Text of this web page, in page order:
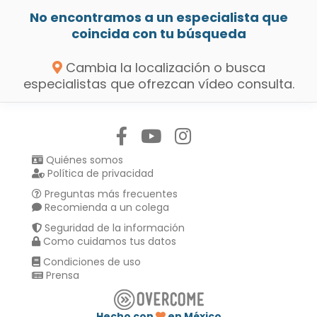
No encontramos a un especialista que
coincida con tu búsqueda
Cambia la localización o busca
especialistas que ofrezcan vídeo consulta.
Quiénes somos
Política de privacidad
Preguntas más frecuentes
Recomienda a un colega
Seguridad de la información
Como cuidamos tus datos
Condiciones de uso
Prensa